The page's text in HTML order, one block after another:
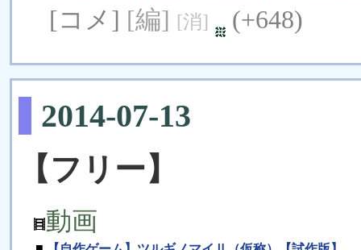
[コメ] [編] [消] (+648)
2014-07-13
【フリー】
動画